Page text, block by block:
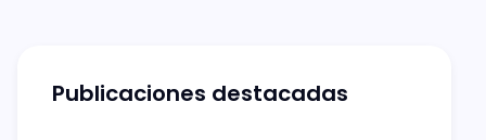
Publicaciones destacadas